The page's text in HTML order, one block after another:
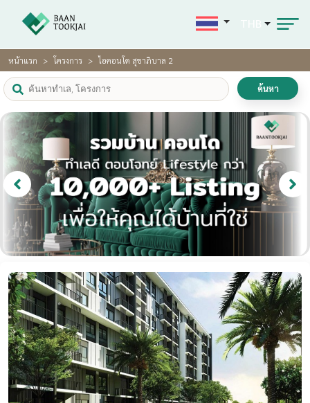
หน้าแรก โครงการ ไอคอนโด สุขาภิบาล 2
ค้นหา